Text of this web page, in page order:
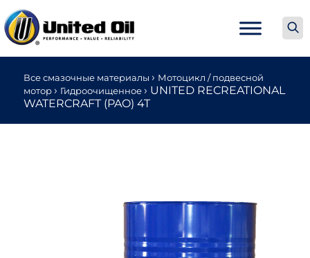
Все смазочные материалы› Мотоцикл / подвесной
мотор› Гидроочищенное› UNITED RECREATIONAL
WATERCRAFT (PAO) 4T